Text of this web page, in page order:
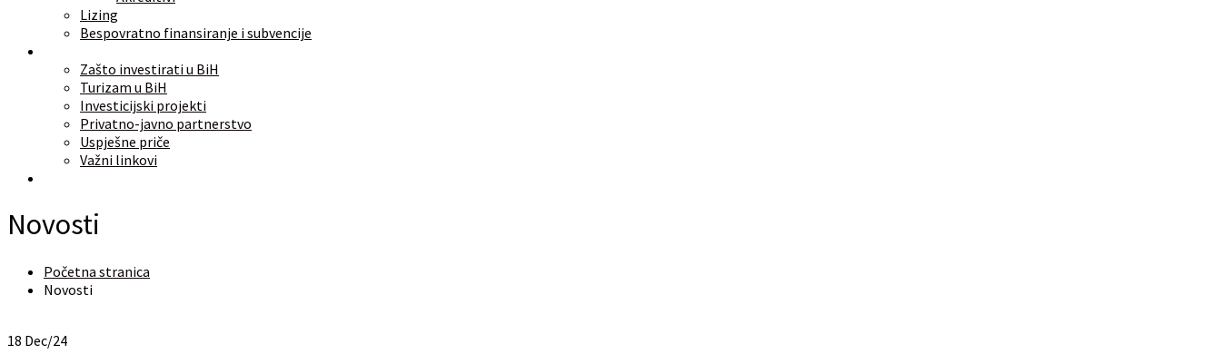
Lizing
Bespovratno finansiranje i subvencije
Zašto investirati u BiH
Turizam u BiH
Investicijski projekti
Privatno-javno partnerstvo
Uspješne priče
Važni linkovi
Novosti
Početna stranica
Novosti
18 Dec/24